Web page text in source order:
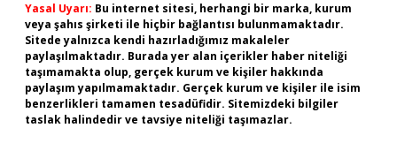
Yasal Uyarı: Bu internet sitesi, herhangi bir marka, kurum
veya şahıs şirketi ile hiçbir bağlantısı bulunmamaktadır.
Sitede yalnızca kendi hazırladığımız makaleler
paylaşılmaktadır. Burada yer alan içerikler haber niteliği
taşımamakta olup, gerçek kurum ve kişiler hakkında
paylaşım yapılmamaktadır. Gerçek kurum ve kişiler ile isim
benzerlikleri tamamen tesadüfidir. Sitemizdeki bilgiler
taslak halindedir ve tavsiye niteliği taşımazlar.